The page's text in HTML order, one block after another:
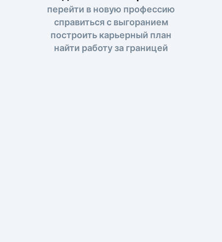
перейти в новую профессию
справиться с выгоранием
построить карьерный план
найти работу за границей